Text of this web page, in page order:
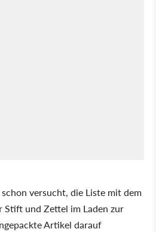
versucht, die Liste mit dem
Stift und Zettel im Laden zur
Artikel darauf